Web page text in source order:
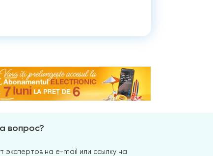
вопрос?
экспертов на e-mail или ссылку на